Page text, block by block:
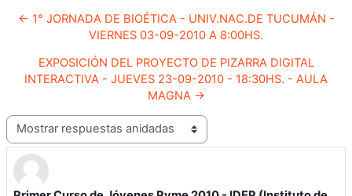
← 1° JORNADA DE BIOÉTICA - UNIV.NAC.DE TUCUMÁN -
VIERNES 03-09-2010 A 8:00HS.
EXPOSICIÓN DEL PROYECTO DE PIZARRA DIGITAL
INTERACTIVA - JUEVES 23-09-2010 - 18:30HS. - AULA
MAGNA →
Mostrar modo